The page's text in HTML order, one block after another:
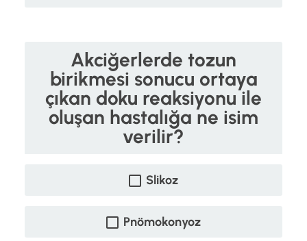
Akciğerlerde tozun
birikmesi sonucu ortaya
çıkan doku reaksiyonu ile
oluşan hastalığa ne isim
verilir?
Slikoz
Pnömokonyoz